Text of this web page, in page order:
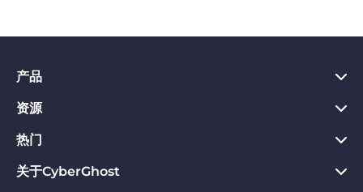
产品
PC VPN应用
Chrome VPN应用
Mac VPN应用
资源
VPN是什么
Privacy Hub
热门
CyberGhost VPN评价
关于CyberGhost